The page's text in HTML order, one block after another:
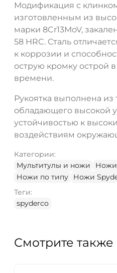
Модификация с
изготовленным из
марки 8Cr13MoV,
58 HRC. Сталь
к коррозии и
острую кромку острой
времени.
Рукоятка выполнена из
обладающего высокой
устойчивостью к
воздействиям
Категории:
Мультитулы и ножи
Ножи
Ножи по типу
Ножи
Теги:
spyderco
Смотрите также